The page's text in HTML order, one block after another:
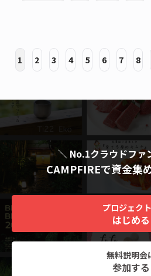
1 2 3 4 5 6 7 8
＼ No.1クラウドファ
CAMPFIREで資金集
プロジェク
はじめる
無料説明会
参加する